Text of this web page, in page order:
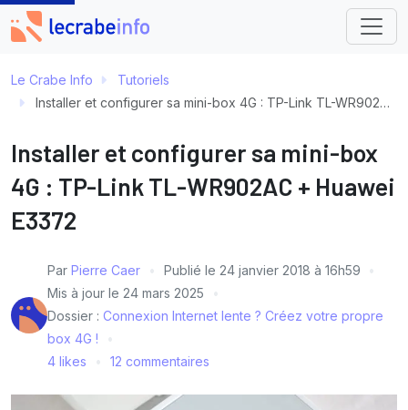
Le Crabe Info
Tutoriels
Installer et configurer sa mini-box 4G : TP-Link TL-WR902AC + Huawei E3372
Installer et configurer sa mini-box
4G : TP-Link TL-WR902AC + Huawei
E3372
Par Pierre Caer Publié le 24 janvier 2018 à 16h59
Mis à jour le 24 mars 2025
Dossier : Connexion Internet lente ? Créez votre propre
box 4G !
4 likes
12 commentaires